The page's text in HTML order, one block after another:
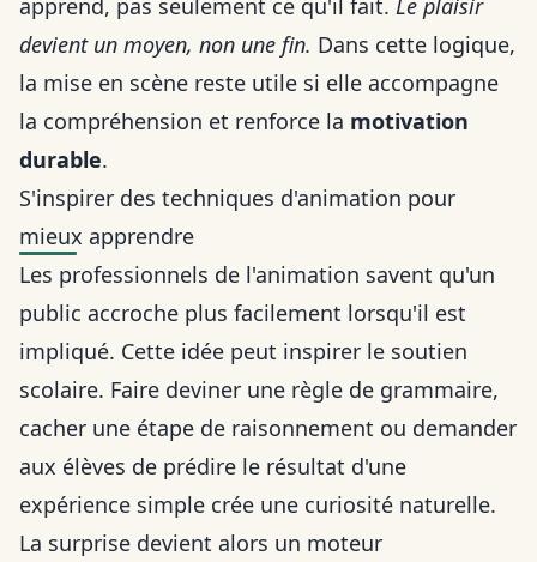
apprend, pas seulement ce qu'il fait. Le plaisir
devient un moyen, non une fin. Dans cette logique,
la mise en scène reste utile si elle accompagne
la compréhension et renforce la motivation
durable.
S'inspirer des techniques d'animation pour
mieux apprendre
Les professionnels de l'animation savent qu'un
public accroche plus facilement lorsqu'il est
impliqué. Cette idée peut inspirer le soutien
scolaire. Faire deviner une règle de grammaire,
cacher une étape de raisonnement ou demander
aux élèves de prédire le résultat d'une
expérience simple crée une curiosité naturelle.
La surprise devient alors un moteur